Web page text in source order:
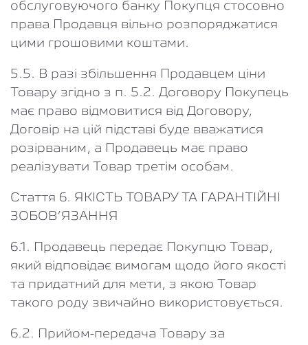
обслуговуючого банку Покупця стосовно
права Продавця вільно розпоряджатися
цими грошовими коштами.
5.5. В разі збільшення Продавцем ціни
Товару згідно з п. 5.2. Договору Покупець
має право відмовитися від Договору,
Договір на цій підставі буде вважатися
розірваним, а Продавець має право
реалізувати Товар третім особам.
Стаття 6. ЯКІСТЬ ТОВАРУ ТА ГАРАНТІЙНІ
ЗОБОВ’ЯЗАННЯ
6.1. Продавець передає Покупцю Товар,
який відповідає вимогам щодо його якості
та придатний для мети, з якою Товар
такого роду звичайно використовується.
6.2. Прийом-передача Товару за